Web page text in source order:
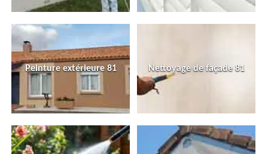
Peinture extérieure 81 Nettoyage de façade 81